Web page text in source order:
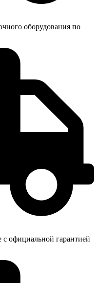
оборудования по
официальной гарантией